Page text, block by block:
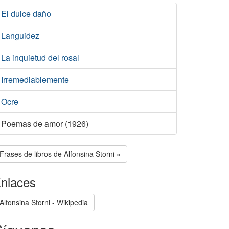
El dulce daño
Languidez
La inquietud del rosal
Irremediablemente
Ocre
Poemas de amor (1926)
Frases de libros de Alfonsina Storni »
Alfonsina Storni - Wikipedia